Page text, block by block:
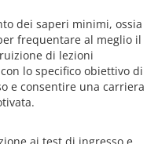
dei saperi minimi, ossia
frequentare al meglio il
di lezioni
lo specifico obiettivo di
e consentire una carriera